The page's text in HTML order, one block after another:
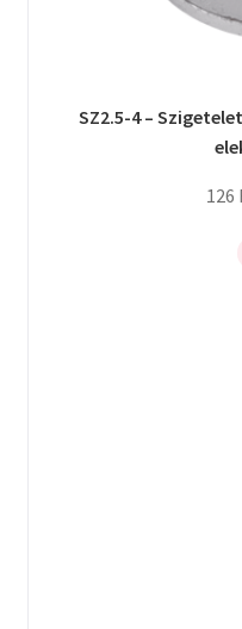
SZ2.5-4 –
126